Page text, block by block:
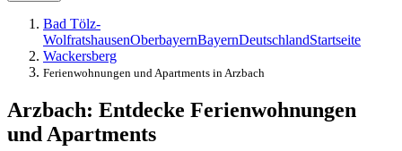
Bad Tölz-
WolfratshausenOberbayernBayernDeutschlandStartseite
Wackersberg
Ferienwohnungen und Apartments in Arzbach
Arzbach: Entdecke Ferienwohnungen
und Apartments